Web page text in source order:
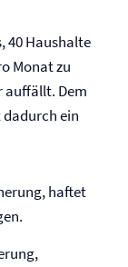
40 Haushalte
Monat zu
auffällt. Dem
ein
haftet